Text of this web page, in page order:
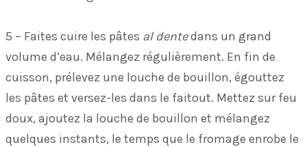
5 – Faites cuire les pâtes al dentedans un grand
volume d’eau. Mélangez régulièrement. En fin de
cuisson, prélevez une louche de bouillon, égouttez
les pâtes et versez-les dans le faitout. Mettez sur feu
doux, ajoutez la louche de bouillon et mélangez
quelques instants, le temps que le fromage enrobe le